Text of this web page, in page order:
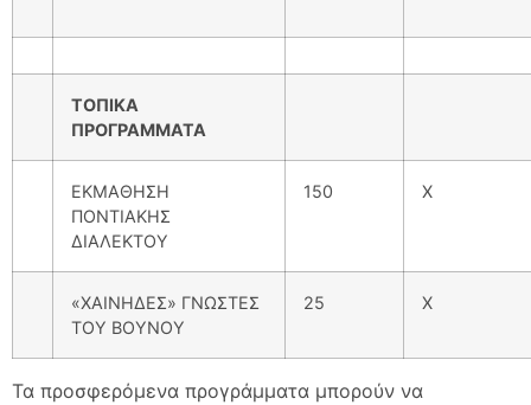
ΤΟΠΙΚΑ
ΠΡΟΓΡΑΜΜΑΤΑ
ΕΚΜΑΘΗΣΗ
ΠΟΝΤΙΑΚΗΣ
ΔΙΑΛΕΚΤΟΥ
150 Χ
«ΧΑΙΝΗΔΕΣ» ΓΝΩΣΤΕΣ
ΤΟΥ ΒΟΥΝΟΥ
25 Χ
Τα προσφερόμενα προγράμματα μπορούν να